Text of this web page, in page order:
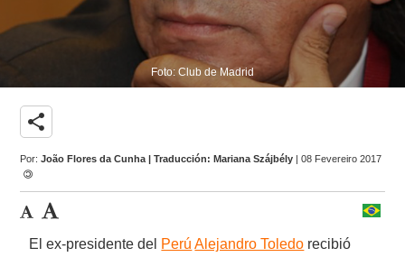
Foto: Club de Madrid
share
Por:João Flores da Cunha | Traducción: Mariana Szájbély | 08 Fevereiro 2017
El ex-presidente del Perú Alejandro Toledo recibió